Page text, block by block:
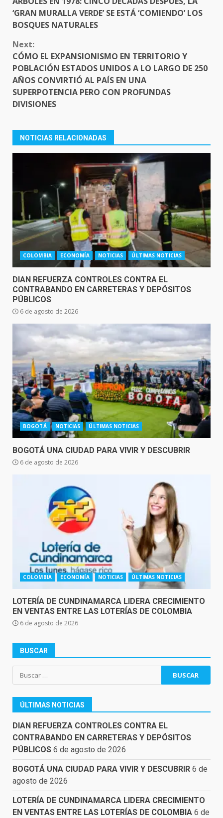
‘GRAN MURALLA VERDE’ SE ESTÁ ‘COMIENDO’ LOS
BOSQUES NATURALES
Next:
CÓMO EL EXPANSIONISMO EN TERRITORIO Y
POBLACIÓN ESTADOS UNIDOS A LO LARGO DE 250
AÑOS CONVIRTIÓ AL PAÍS EN UNA
SUPERPOTENCIA PERO CON PROFUNDAS
DIVISIONES
NOTICIAS RELACIONADAS
COLOMBIA ECONOMÍA NOTICIAS ÚLTIMAS NOTICIAS
DIAN REFUERZA CONTROLES CONTRA EL
CONTRABANDO EN CARRETERAS Y DEPÓSITOS
PÚBLICOS
6 de agosto de 2026
BOGOTÁ NOTICIAS ÚLTIMAS NOTICIAS
BOGOTÁ UNA CIUDAD PARA VIVIR Y DESCUBRIR
6 de agosto de 2026
COLOMBIA ECONOMÍA NOTICIAS ÚLTIMAS NOTICIAS
LOTERÍA DE CUNDINAMARCA LIDERA CRECIMIENTO
EN VENTAS ENTRE LAS LOTERÍAS DE COLOMBIA
6 de agosto de 2026
BUSCAR
Buscar:
ÚLTIMAS NOTICIAS
DIAN REFUERZA CONTROLES CONTRA EL
CONTRABANDO EN CARRETERAS Y DEPÓSITOS
PÚBLICOS 6 de agosto de 2026
BOGOTÁ UNA CIUDAD PARA VIVIR Y DESCUBRIR 6 de
agosto de 2026
LOTERÍA DE CUNDINAMARCA LIDERA CRECIMIENTO
EN VENTAS ENTRE LAS LOTERÍAS DE COLOMBIA 6 de